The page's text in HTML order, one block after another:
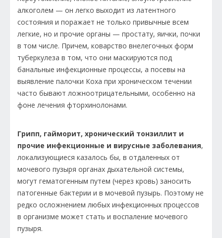
алкоголем — он легко выходит из латентного
состояния и поражает не только привычные всем
легкие, но и прочие органы — простату, яички, почки
в том числе. Причем, коварство внелегочных форм
туберкулеза в том, что они маскируются под
банальные инфекционные процессы, а посевы на
выявление палочки Коха при хроническом течении
часто бывают ложноотрицательными, особенно на
фоне лечения фторхинолонами.
Грипп, гайморит, хронический тонзиллит и
прочие инфекционные и вирусные заболевания,
локализующиеся казалось бы, в отдаленных от
мочевого пузыря органах дыхательной системы,
могут гематогенным путем (через кровь) заносить
патогенные бактерии и в мочевой пузырь. Поэтому не
редко осложнением любых инфекционных процессов
в организме может стать и воспаление мочевого
пузыря.